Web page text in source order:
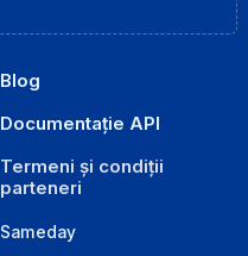
Blog
Documentație API
Termeni și condiții
parteneri
Sameday